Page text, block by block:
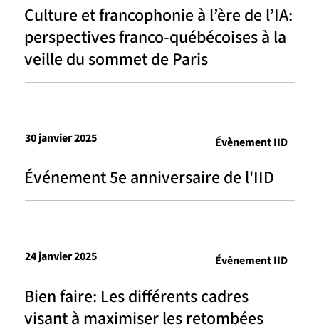
Culture et francophonie à l’ère de l’IA:
perspectives franco-québécoises à la
veille du sommet de Paris
Événement 5e anniversaire de l'IID
30 janvier 2025 Évènement IID
Bien faire: Les différents cadres
visant à maximiser les retombées
24 janvier 2025 Évènement IID